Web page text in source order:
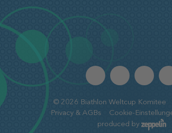
©2026 Biathlon Weltcup Komitee
Privacy & AGBs
Cookie-
produced by